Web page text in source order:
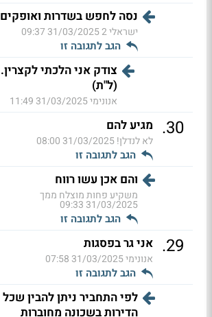
נסה לחפש בשדרות ואופקים
ישראלי 2 31/03/2025 09:37
הגב לתגובה זו
צודק אני הלכתי לקצרין.
(ל"ת)
אנונימי31/03/2025 11:49
30
. מגיע להם
לא לנדלן!31/03/2025 08:00
הגב לתגובה זו
והם אכן עשו רווח
משקיע פחות מוצלח ממך
31/03/2025 09:33
הגב לתגובה זו
29
. אני גר בפסגות
אנונימי31/03/2025 07:58
הגב לתגובה זו
לפי התחביר ניתן להבין שכל
הדירות בשכונה מחוברות